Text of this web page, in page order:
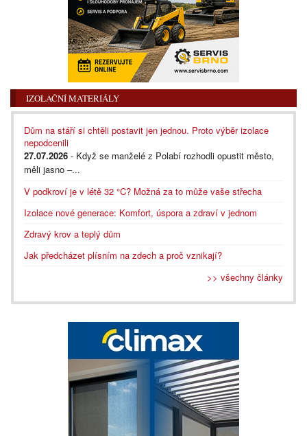
IZOLAČNÍ MATERIÁLY
Dům na stáří si chtěli postavit jen jednou. Proto výběr izolace
nepodcenili
27.07.2026 - Když se manželé z Polabí rozhodli opustit město,
měli jasno –...
V podkroví je v létě 32 °C? Možná za to může vaše střecha
Izolace nové generace: Komfort, úspora a zdraví v jednom
Zdravý krov a teplý dům
Jak předcházet plísním na zdech a proč vznikají?
>> všechny články